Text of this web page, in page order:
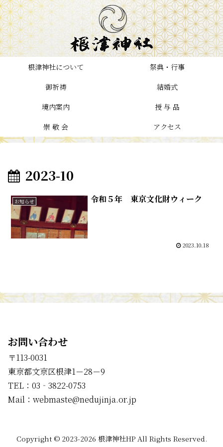
根津神社について
祭典・行事
御祈祷
結婚式
境内案内
授 与 品
崇 敬 会
アクセス
2023-10
お知らせ 令和５年 東京文化財ウィーク
2023.10.18
お問い合わせ
〒113-0031
東京都文京区根津1－28－9
TEL：03‐3822-0753
Mail：webmaste@nedujinja.or.jp
Copyright © 2023-2026 根津神社HP All Rights Reserved.